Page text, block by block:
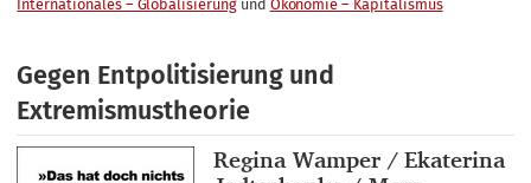
Internationales – Globalisierung Ökonomie – Kapitalismus
Gegen Entpolitisierung und
Extremismustheorie
Buchautor_innen
Regina Wamper / Ekaterina